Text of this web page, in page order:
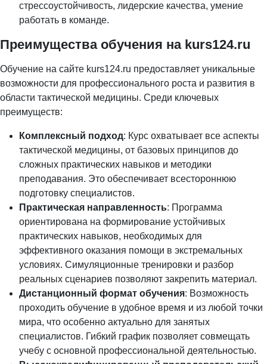
стрессоустойчивость, лидерские качества, умение
работать в команде.
Преимущества обучения на kurs124.ru
Обучение на сайте kurs124.ru предоставляет уникальные
возможности для профессионального роста и развития в
области тактической медицины. Среди ключевых
преимуществ:
Комплексный подход: Курс охватывает все аспекты
тактической медицины, от базовых принципов до
сложных практических навыков и методики
преподавания. Это обеспечивает всестороннюю
подготовку специалистов.
Практическая направленность: Программа
ориентирована на формирование устойчивых
практических навыков, необходимых для
эффективного оказания помощи в экстремальных
условиях. Симуляционные тренировки и разбор
реальных сценариев позволяют закрепить материал.
Дистанционный формат обучения: Возможность
проходить обучение в удобное время и из любой точки
мира, что особенно актуально для занятых
специалистов. Гибкий график позволяет совмещать
учебу с основной профессиональной деятельностью.